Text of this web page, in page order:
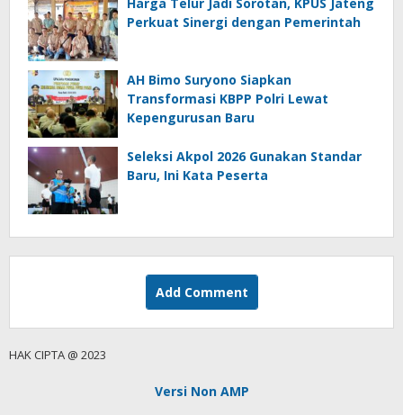
Perkuat Sinergi dengan Pemerintah
AH Bimo Suryono Siapkan
Transformasi KBPP Polri Lewat
Kepengurusan Baru
Seleksi Akpol 2026 Gunakan Standar
Baru, Ini Kata Peserta
Add Comment
HAK CIPTA @ 2023
Versi Non AMP